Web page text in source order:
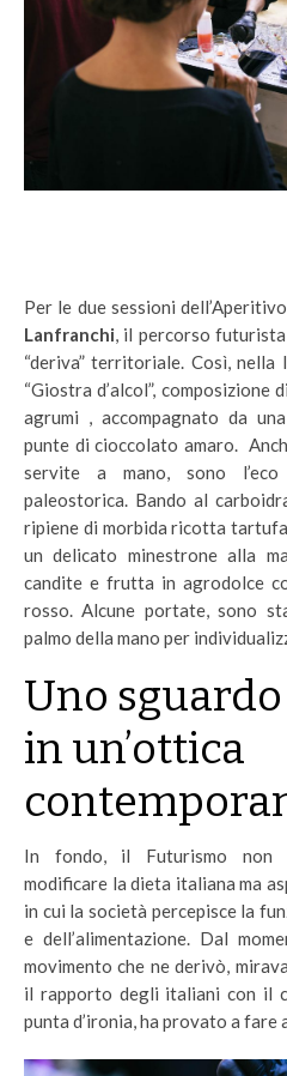
Per le due sessioni
Lanfranchi, il percorso
“deriva” territoriale. Così,
“Giostra d’alcol”, composizione
agrumi , accompagnato da
punte di cioccolato amaro.
servite a mano, sono
paleostorica. Bando al
ripiene di morbida ricotta
un delicato minestrone alla
candite e frutta in agrodolce
rosso. Alcune portate, sono
palmo della mano per
Uno
in un’ottica
In fondo, il Futurismo non
modificare la dieta italiana ma
in cui la società percepisce la
e dell’alimentazione. Dal
movimento che ne derivò,
il rapporto degli italiani con il
punta d’ironia, ha provato a